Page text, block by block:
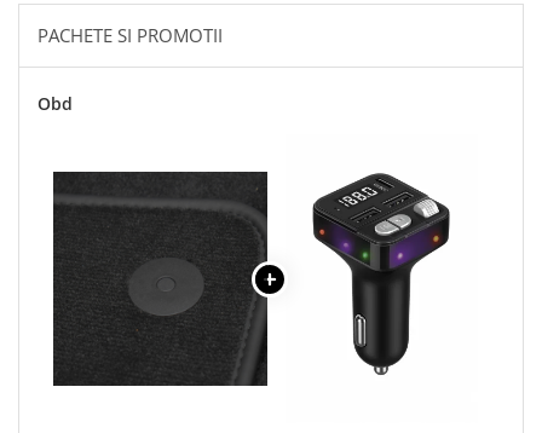
Piese Caroserie
Oglinzi
Lampi si Proiectoare Camion
Marcaje si Echipamente de
Siguranta
Accesorii Cabina Camion
Echipamente Electrice si
Pneumatice
PACHETE SI PROMOTII
Obd